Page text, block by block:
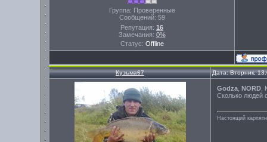
Группа: Проверенные
Сообщений: 59
Репутация: 16
Замечания: 0%
Статус: Offline
Кузьма67 Дата: Вторник,
Godza NORD
Сколько людей
Настоящий